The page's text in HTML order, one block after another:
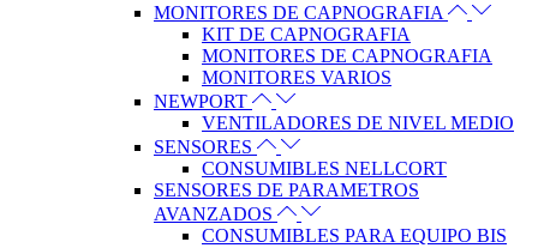
MONITORES DE CAPNOGRAFIA
KIT DE CAPNOGRAFIA
MONITORES DE CAPNOGRAFIA
MONITORES VARIOS
NEWPORT
VENTILADORES DE NIVEL MEDIO
SENSORES
CONSUMIBLES NELLCORT
SENSORES DE PARAMETROS
AVANZADOS
CONSUMIBLES PARA EQUIPO BIS